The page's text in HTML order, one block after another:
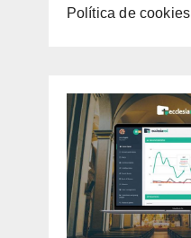
Política de cookies